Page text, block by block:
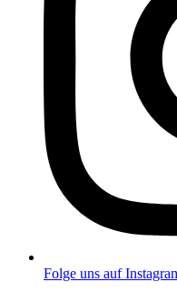
Folge uns auf